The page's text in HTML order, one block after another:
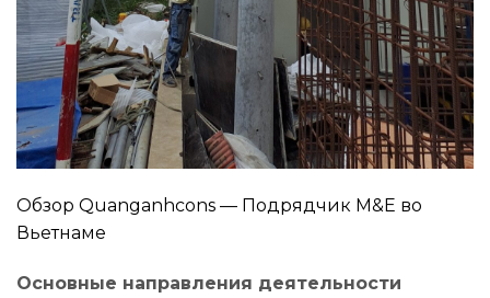
Обзор Quanganhcons — Подрядчик M&E во
Вьетнаме
Основные направления деятельности